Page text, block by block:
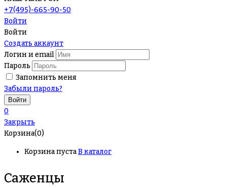
+7(495)-665-90-50
Войти
Войти
Создать аккаунт
Логин и email
Пароль
Запомнить меня
Забыли пароль?
0
Закрыть
Корзина(0)
Корзина пустаВ каталог
Саженцы